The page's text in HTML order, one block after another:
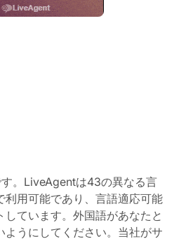
。LiveAgentは43の異なる言
利用可能であり、言語適応可能
ています。外国語があなたと
ようにしてください。当社がサ